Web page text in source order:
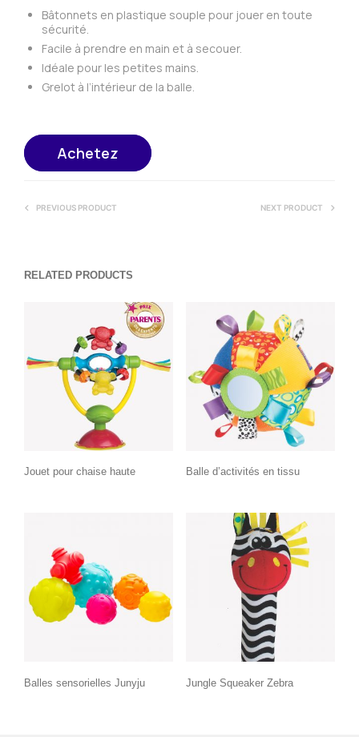
Bâtonnets en plastique souple pour jouer en toute
sécurité.
Facile à prendre en main et à secouer.
Idéale pour les petites mains.
Grelot à l’intérieur de la balle.
Achetez
PREVIOUS PRODUCT NEXT PRODUCT
RELATED PRODUCTS
Jouet pour chaise haute Balle d’activités en tissu
Balles sensorielles Junyju Jungle Squeaker Zebra